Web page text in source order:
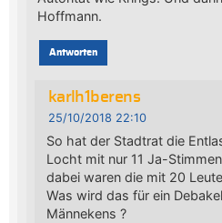
Hoffmann.
Antworten
karlh1berens
25/10/2018 22:10
So hat der Stadtrat die
Locht mit nur 11 Ja-
dabei waren die mit 20
Was wird das für ein
Männekens ?